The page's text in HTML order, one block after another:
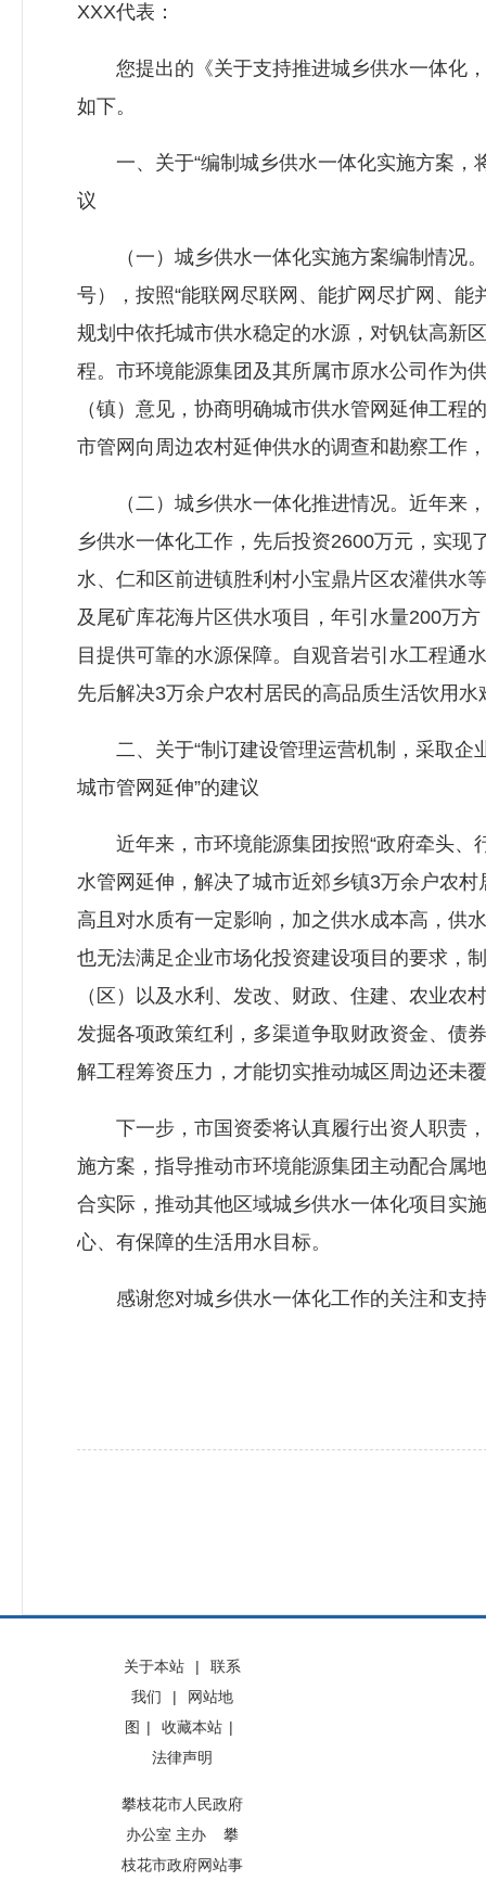
XXX代表：
您提出的《关于支持推进城乡供水一体化，
如下。
一、关于“编制城乡供水一体化实施方案，
议
（一）城乡供水一体化实施方案编制情况。
号），按照“能联网尽联网、能扩网尽扩网、
规划中依托城市供水稳定的水源，对钒钛高新
程。市环境能源集团及其所属市原水公司作为
（镇）意见，协商明确城市供水管网延伸工
市管网向周边农村延伸供水的调查和勘察工作
（二）城乡供水一体化推进情况。近年来，
乡供水一体化工作，先后投资2600万元，实
水、仁和区前进镇胜利村小宝鼎片区农灌供水
及尾矿库花海片区供水项目，年引水量200万
目提供可靠的水源保障。自观音岩引水工程通
先后解决3万余户农村居民的高品质生活饮用水
二、关于“制订建设管理运营机制，采取企
城市管网延伸”的建议
近年来，市环境能源集团按照“政府牵头、
水管网延伸，解决了城市近郊乡镇3万余户农
高且对水质有一定影响，加之供水成本高，供
也无法满足企业市场化投资建设项目的要求，
（区）以及水利、发改、财政、住建、农业
发掘各项政策红利，多渠道争取财政资金、债
解工程筹资压力，才能切实推动城区周边还未
下一步，市国资委将认真履行出资人职责，
施方案，指导推动市环境能源集团主动配合属
合实际，推动其他区域城乡供水一体化项目实
心、有保障的生活用水目标。
感谢您对城乡供水一体化工作的关注和支持
关于本站 |
联系
我们
|
网站地
图 | 收藏本站 |
法律声明
攀枝花市人民政府
办公室 主办 攀
枝花市政府网站事